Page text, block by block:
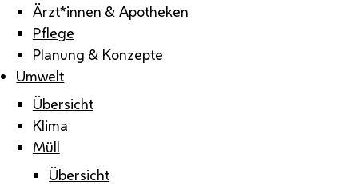
Ärzt*innen & Apotheken
Pflege
Planung & Konzepte
Umwelt
Übersicht
Klima
Müll
Übersicht